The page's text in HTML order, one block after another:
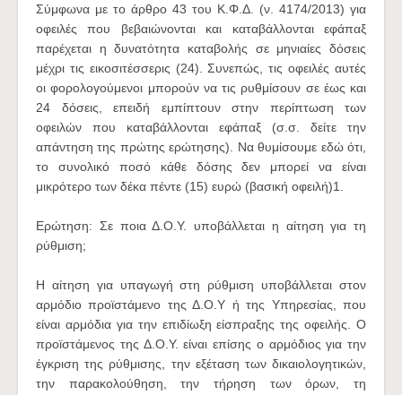
Σύμφωνα με το άρθρο 43 του Κ.Φ.Δ. (ν. 4174/2013) για
οφειλές που βεβαιώνονται και καταβάλλονται εφάπαξ
παρέχεται η δυνατότητα καταβολής σε μηνιαίες δόσεις
μέχρι τις εικοσιτέσσερις (24). Συνεπώς, τις οφειλές αυτές
οι φορολογούμενοι μπορούν να τις ρυθμίσουν σε έως και
24 δόσεις, επειδή εμπίπτουν στην περίπτωση των
οφειλών που καταβάλλονται εφάπαξ (σ.σ. δείτε την
απάντηση της πρώτης ερώτησης). Να θυμίσουμε εδώ ότι,
το συνολικό ποσό κάθε δόσης δεν μπορεί να είναι
μικρότερο των δέκα πέντε (15) ευρώ (βασική οφειλή)1.
Ερώτηση: Σε ποια Δ.Ο.Υ. υποβάλλεται η αίτηση για τη
ρύθμιση;
Η αίτηση για υπαγωγή στη ρύθμιση υποβάλλεται στον
αρμόδιο προϊστάμενο της Δ.Ο.Υ ή της Υπηρεσίας, που
είναι αρμόδια για την επιδίωξη είσπραξης της οφειλής. Ο
προϊστάμενος της Δ.Ο.Υ. είναι επίσης ο αρμόδιος για την
έγκριση της ρύθμισης, την εξέταση των δικαιολογητικών,
την παρακολούθηση, την τήρηση των όρων, τη